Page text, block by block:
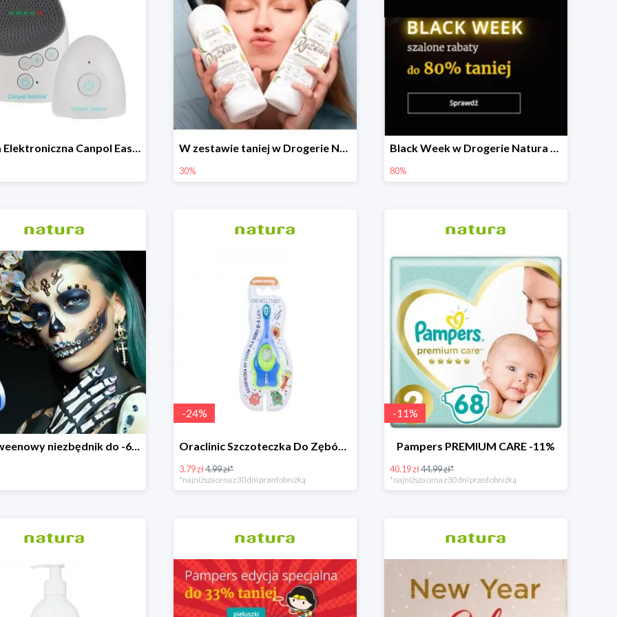
Niania Elektroniczna Canpol EasyStart W zestawie taniej w Drogerie Natura do -30%
30%
Black Week w Drogerie Natura do -80%
80%
Halloweenowy niezbędnik do -60% taniej
-24%
Oraclinic Szczoteczka Do Zębów Dla Dzieci 0-3 Lata Bardzo Miękka -24%
3.79 zł4.99 zł*
*najniższa cena z 30 dni przed obniżką
-11%
Pampers PREMIUM CARE -11%
40.19 zł44.99 zł*
*najniższa cena z 30 dni przed obniżką